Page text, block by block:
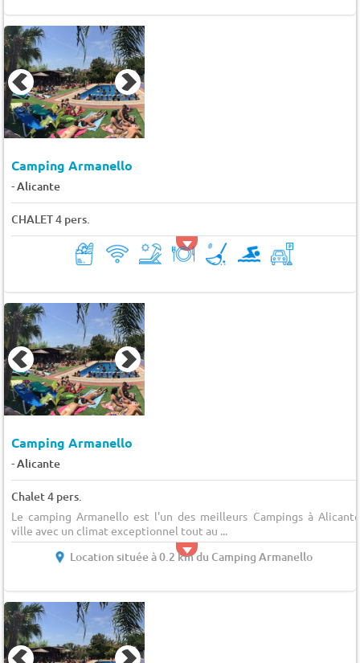
Camping Armanello
-Alicante
CHALET 4 pers.
Camping Armanello
-Alicante
Chalet 4 pers.
Le camping Armanello est l'un des meilleurs Campings à
ville avec un climat exceptionnel tout au ...
Location située à 0.2 km du Camping Armanello